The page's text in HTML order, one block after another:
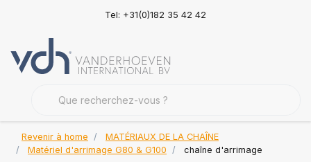
Tel: +31(0)182 35 42 42
Revenir à home
MATÉRIAUX DE LA CHAÎNE
Matériel d'arrimage G80 & G100
chaîne d'arrimage